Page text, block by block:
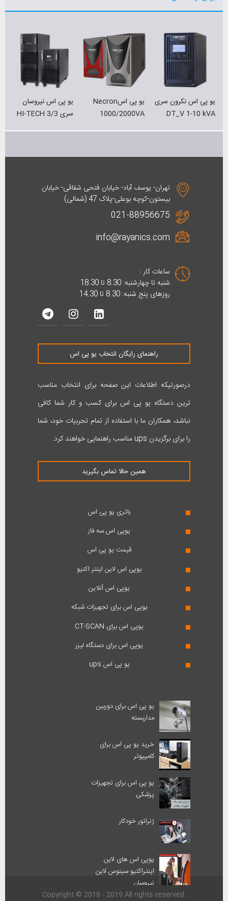
یو پی اس نکرون سری
DT_V 1-10 kVA
یو پی اسNecron
1000/2000VA
یو پی اس نیروسان
سری HI-TECH 3/3
تهران- یوسف آباد- خیابان فتحی شقاقی- خیابان
بیستون-کوچه بوعلی-پلاک 47 (شمالی)
021-88956675
info@rayanics.com
ساعات کار :
شنبه تا چهارشنبه: 8.30 تا 18.30
روزهای پنج شنبه: 8.30 تا 14.30
راهنمای رایگان انتخاب یو پی اس
درصورتیکه اطلاعات این صفحه برای انتخاب مناسب
ترین دستگاه یو پی اس برای کسب و کار شما کافی
نباشد، همکاران ما با استفاده از تمام تجربیات خود، شما
را برای برگزیدن ups مناسب راهنمایی خواهند کرد.
همین حالا تماس بگیرید
باتری یو پی اس
یوپی اس سه فاز
قیمت یو پی اس
یوپی اس لاین اینتر اکتیو
یوپی اس آنلاین
یوپی اس برای تجهیزات شبکه
یوپی اس برای CT-SCAN
یوپی اس برای دستگاه لیزر
یو پی اس ups
یو پی اس برای دوربین
مداربسته
خرید یو پی اس برای
کامپیوتر
یو پی اس برای تجهیزات
پزشکی
ژنراتور خودکار
یوپی اس های لاین
اینتراکتیو سینوس لاین
نیروسان
Copyright © 2018 - 2019 All rights reserved.